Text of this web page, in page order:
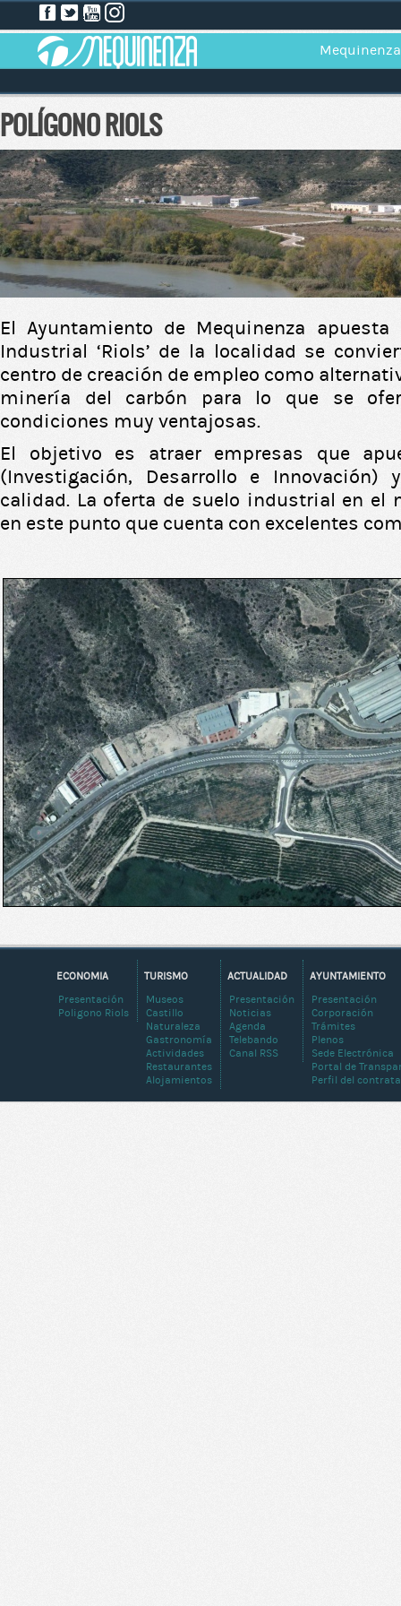
Mequinenza
POLÍGONO RIOLS
El Ayuntamiento de Mequinenza apuesta
Industrial ‘Riols’ de la localidad se
centro de creación de empleo como
minería del carbón para lo que se
condiciones muy ventajosas.
El objetivo es atraer empresas que
(Investigación, Desarrollo e Innovación)
calidad. La oferta de suelo industrial en el
en este punto que cuenta con excelentes
AYUNTAMIENTO
Presentación
Corporación
Trámites
Plenos
Sede Electrónica
Portal de
Perfil del
ACTUALIDAD
Presentación
Noticias
Agenda
Telebando
Canal RSS
TURISMO
Museos
Castillo
Naturaleza
Gastronomía
Actividades
Restaurantes
Alojamientos
ECONOMIA
Presentación
Poligono Riols